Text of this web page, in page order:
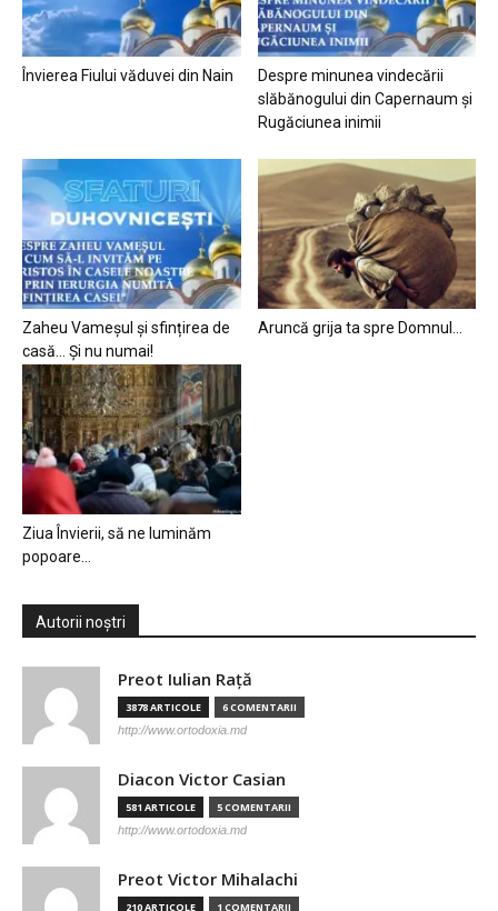
Învierea Fiului văduvei din Nain
Despre minunea vindecării
slăbănogului din Capernaum și
Rugăciunea inimii
Zaheu Vameșul și sfințirea de
casă… Și nu numai!
Aruncă grija ta spre Domnul…
Ziua Învierii, să ne luminăm
popoare…
Autorii noștri
Preot Iulian Raţă
3878 ARTICOLE 6 COMENTARII
http://www.ortodoxia.md
Diacon Victor Casian
581 ARTICOLE 5 COMENTARII
http://www.ortodoxia.md
Preot Victor Mihalachi
210 ARTICOLE 1 COMENTARII